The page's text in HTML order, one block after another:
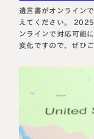
料金表
よくある質問
お客様の声
遺言書がオンライン
えてください。 2025年10月から、公正証書遺言の作成手続きがオ
ンラインで対応可能
変化ですので、ぜひご一読ください
るには公証役場に出